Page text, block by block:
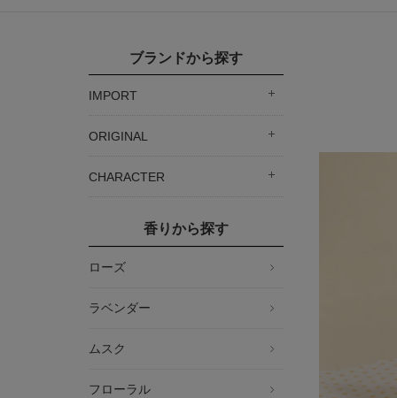
ブランドから探す
IMPORT
ORIGINAL
CHARACTER
香りから探す
ローズ
ラベンダー
ムスク
フローラル